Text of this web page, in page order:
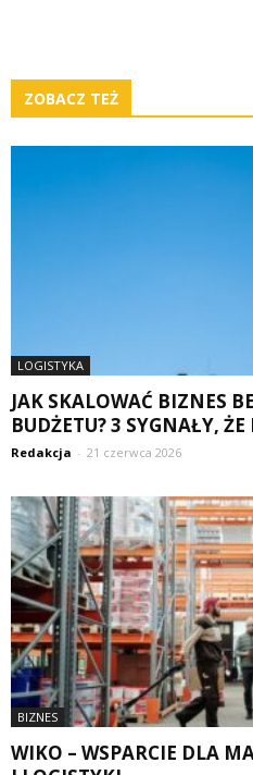
ZOBACZ TEŻ
LOGISTYKA
JAK SKALOWAĆ BIZNES
BUDŻETU? 3 SYGNAŁY,
Redakcja - 21 czerwca 2026
BIZNES
WIKO – WSPARCIE DLA